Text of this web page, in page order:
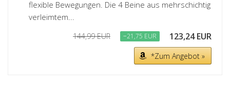
flexible Bewegungen. Die 4 Beine aus mehrschichtig
verleimtem...
144,99 EUR −21,75 EUR 123,24 EUR
*Zum Angebot »